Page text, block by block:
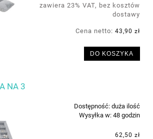
zawiera 23% VAT, bez kosztów
dostawy
Cena netto: 43,90 zł
DO KOSZYKA
NA 3
Dostępność: duża ilość
Wysyłka w: 48 godzin
62,50 zł